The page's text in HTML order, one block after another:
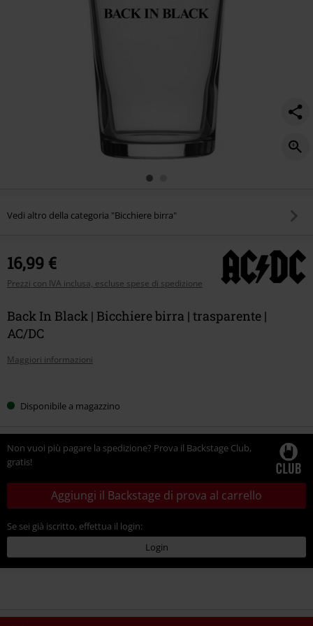
Vedi altro della categoria "Bicchiere birra"
16,99 €
Prezzi con IVA inclusa, escluse spese di spedizione
Back In Black | Bicchiere birra | trasparente |
AC/DC
Maggiori informazioni
la
taglia
Disponibile a magazzino
Non vuoi più pagare la spedizione? Prova il Backstage Club,
gratis!
Aggiungi il Backstage di prova al carrello
Se sei già iscritto, effettua il login:
Login